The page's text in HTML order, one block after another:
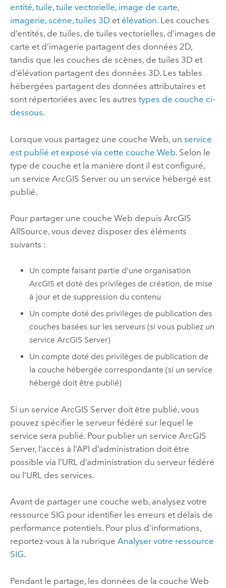
entité, tuile, tuile vectorielle, image de carte,
imagerie, scène, tuiles 3D et élévation. Les couches
d’entités, de tuiles, de tuiles vectorielles, d’images de
carte et d’imagerie partagent des données 2D,
tandis que les couches de scènes, de tuiles 3D et
d’élévation partagent des données 3D. Les tables
hébergées partagent des données attributaires et
sont répertoriées avec les autres types de couche ci-
dessous.
Lorsque vous partagez une couche Web, un service
est publié et exposé via cette couche Web. Selon le
type de couche et la manière dont il est configuré,
un service ArcGIS Serverou un service hébergé est
publié.
Pour partager une couche Web depuis ArcGIS
AllSource, vous devez disposer des éléments
suivants :
Un compte faisant partie d’une organisation
ArcGIS et doté des privilèges de création, de mise
à jour et de suppression du contenu
Un compte doté des privilèges de publication des
couches basées sur les serveurs (si vous publiez un
serviceArcGIS Server)
Un compte doté des privilèges de publication de
la couche hébergée correspondante (si un service
hébergé doit être publié)
Si un service ArcGIS Serverdoit être publié, vous
pouvez spécifier le serveur fédéré sur lequel le
service sera publié. Pour publier un service ArcGIS
Server, l’accès à l’API d’administration doit être
possible via l’URL d’administration du serveur fédéré
ou l’URL des services.
Avant de partager une couche web, analysez votre
ressource SIG pour identifier les erreurs et délais de
performance potentiels. Pour plus d’informations,
reportez-vous à la rubrique Analyser votre ressource
SIG.
Pendant le partage, les données de la couche Web